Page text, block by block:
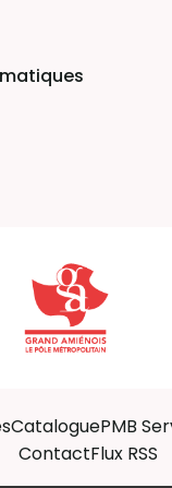
CataloguePMB
ContactFlux RSS